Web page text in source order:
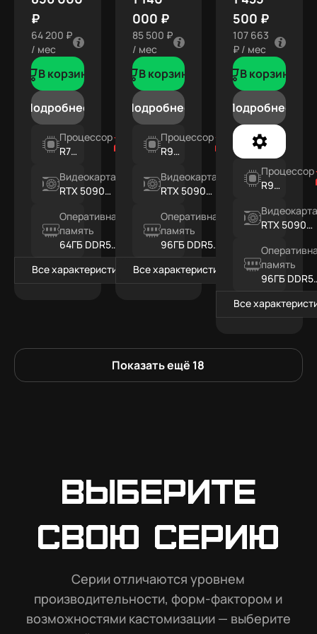
Показать ещё 18
₽
64 200 ₽
/ мес
В корзину
Подробнее
Процессор
R7
Видеокарта
RTX 5090
Оперативная
память
64ГБ DDR5
RGB
Все характеристики
000 ₽
85 500 ₽
/ мес
В корзину
Подробнее
Процессор
R9
Видеокарта
RTX 5090
Оперативная
память
96ГБ DDR5
RGB
Все характеристики
500 ₽
107 663
₽ / мес
В корзину
Подробнее
Процессор
R9
RTX 5090
память
96ГБ DDR5
RGB
Все
Выберите
свою серию
Серии отличаются уровнем
производительности, форм-фактором и
возможностями кастомизации — выберите